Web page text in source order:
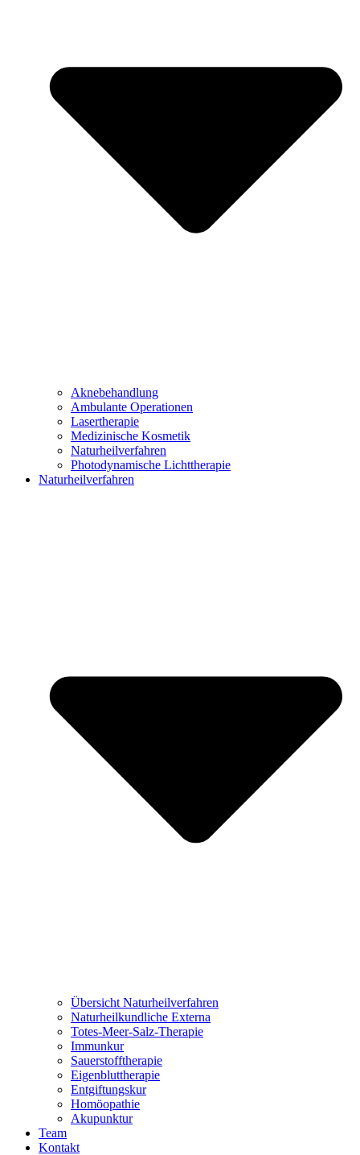
Aknebehandlung
Ambulante Operationen
Lasertherapie
Medizinische Kosmetik
Naturheilverfahren
Photodynamische Lichttherapie
Naturheilverfahren
Übersicht Naturheilverfahren
Naturheilkundliche Externa
Totes-Meer-Salz-Therapie
Immunkur
Sauerstofftherapie
Eigenbluttherapie
Entgiftungskur
Homöopathie
Akupunktur
Team
Kontakt